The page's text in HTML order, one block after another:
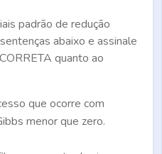
padrão de redução
abaixo e assinale
quanto ao
que ocorre com
menor que zero.